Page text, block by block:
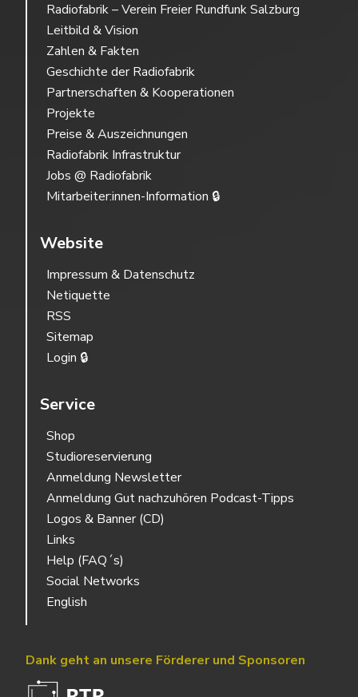
Radiofabrik – Verein Freier Rundfunk Salzburg
Leitbild & Vision
Zahlen & Fakten
Geschichte der Radiofabrik
Partnerschaften & Kooperationen
Projekte
Preise & Auszeichnungen
Radiofabrik Infrastruktur
Jobs @ Radiofabrik
Mitarbeiter:innen-Information 🔒
Website
Impressum & Datenschutz
Netiquette
RSS
Sitemap
Login 🔒
Service
Shop
Studioreservierung
Anmeldung Newsletter
Anmeldung Gut nachzuhören Podcast-Tipps
Logos & Banner (CD)
Links
Help (FAQ´s)
Social Networks
English
Dank geht an unsere Förderer und Sponsoren